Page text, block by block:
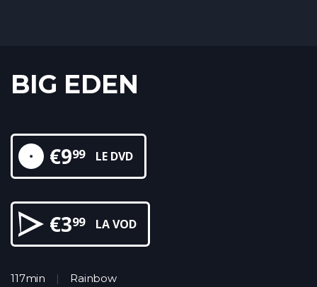
BIG EDEN
€999 LE DVD
€399 LA VOD
117min Rainbow